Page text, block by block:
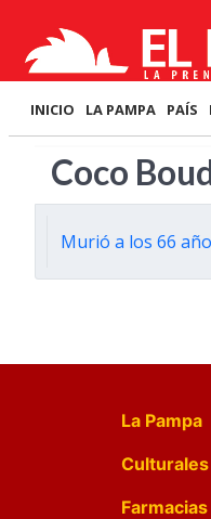
INICIO LA PAMPA PAÍS
Coco
Murió a los 66
La Pampa
Culturales